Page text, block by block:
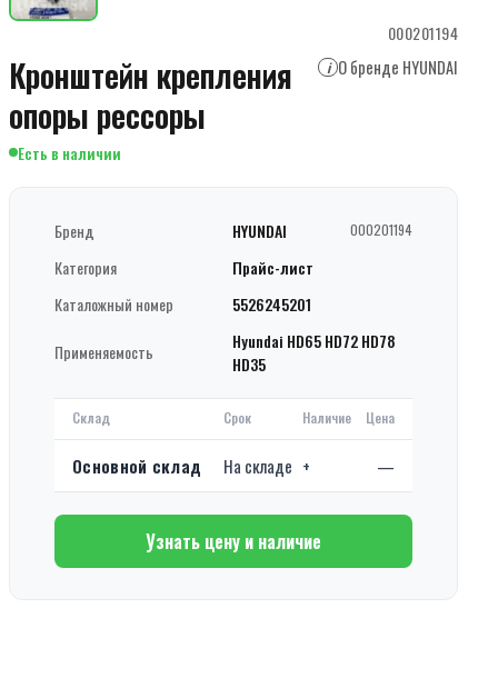
000201194
Кронштейн крепления
опоры рессоры
i О бренде HYUNDAI
Есть в наличии
Бренд HYUNDAI 000201194
Категория
Прайс-лист
Каталожный номер
5526245201
Применяемость
Hyundai HD65 HD72 HD78
HD35
Склад Срок Наличие Цена
Основной склад На складе + —
Узнать цену и наличие